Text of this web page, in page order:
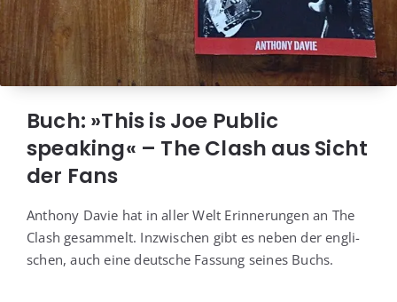
Buch: »This is Joe Public
speaking« – The Clash aus Sicht
der Fans
Antho­ny Davie hat in aller Welt Erin­ne­run­gen an The
Clash gesam­melt. Inzwi­schen gibt es neben der eng­li­
schen, auch eine deut­sche Fas­sung sei­nes Buchs.